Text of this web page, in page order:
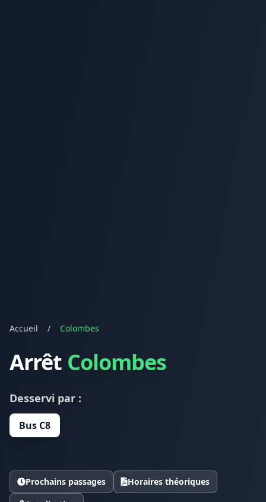
Accueil / Colombes
Arrêt Colombes
Desservi par :
Bus C8
Prochains passages
Horaires théoriques